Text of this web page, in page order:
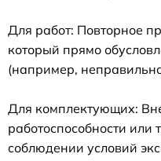
Для работ: Повторное
который прямо
(например,
Для комплектующих:
работоспособности
соблюдении условий